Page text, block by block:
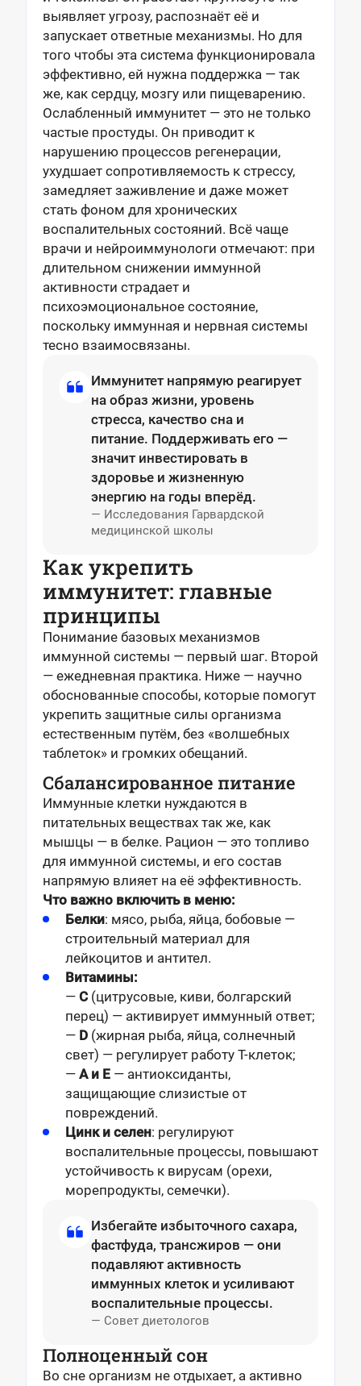
выявляет угрозу, распознаёт её и
запускает ответные механизмы. Но для
того чтобы эта система функционировала
эффективно, ей нужна поддержка — так
же, как сердцу, мозгу или пищеварению.
Ослабленный иммунитет — это не только
частые простуды. Он приводит к
нарушению процессов регенерации,
ухудшает сопротивляемость к стрессу,
замедляет заживление и даже может
стать фоном для хронических
воспалительных состояний. Всё чаще
врачи и нейроиммунологи отмечают: при
длительном снижении иммунной
активности страдает и
психоэмоциональное состояние,
поскольку иммунная и нервная системы
тесно взаимосвязаны.
Иммунитет напрямую реагирует
на образ жизни, уровень
стресса, качество сна и
питание. Поддерживать его —
значит инвестировать в
здоровье и жизненную
энергию на годы вперёд.
— Исследования Гарвардской
медицинской школы
Как укрепить
иммунитет: главные
принципы
Понимание базовых механизмов
иммунной системы — первый шаг. Второй
— ежедневная практика. Ниже — научно
обоснованные способы, которые помогут
укрепить защитные силы организма
естественным путём, без «волшебных
таблеток» и громких обещаний.
Сбалансированное питание
Иммунные клетки нуждаются в
питательных веществах так же, как
мышцы — в белке. Рацион — это топливо
для иммунной системы, и его состав
напрямую влияет на её эффективность.
Что важно включить в меню:
Белки: мясо, рыба, яйца, бобовые —
строительный материал для
лейкоцитов и антител.
Витамины:
— C (цитрусовые, киви, болгарский
перец) — активирует иммунный ответ;
— D (жирная рыба, яйца, солнечный
свет) — регулирует работу Т-клеток;
— A и E — антиоксиданты,
защищающие слизистые от
повреждений.
Цинк и селен: регулируют
воспалительные процессы, повышают
устойчивость к вирусам (орехи,
морепродукты, семечки).
Избегайте избыточного сахара,
фастфуда, трансжиров — они
подавляют активность
иммунных клеток и усиливают
воспалительные процессы.
— Совет диетологов
Полноценный сон
Во сне организм не отдыхает, а активно